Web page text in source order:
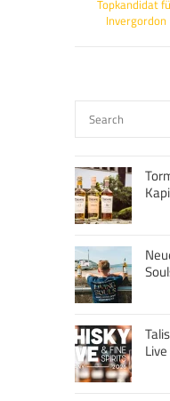
Topkandidat
Invergordon